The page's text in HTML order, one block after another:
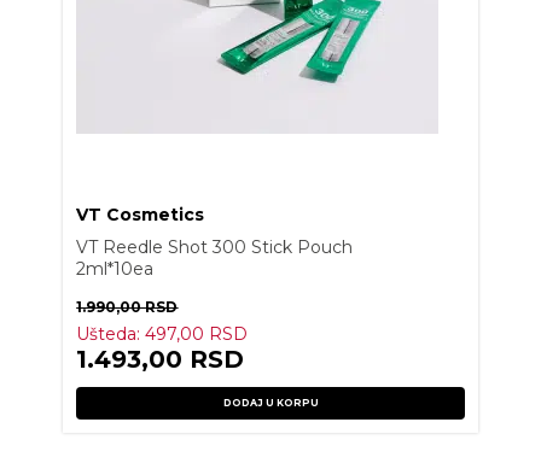
VT Cosmetics
VT Reedle Shot 300 Stick Pouch
2ml*10ea
1.990,00RSD
Ušteda:497,00 RSD
1.493,00 RSD
DODAJ U KORPU